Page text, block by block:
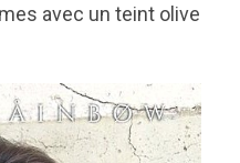
avec un teint olive